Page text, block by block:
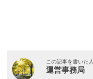
この記事を書いた人
運営事務局